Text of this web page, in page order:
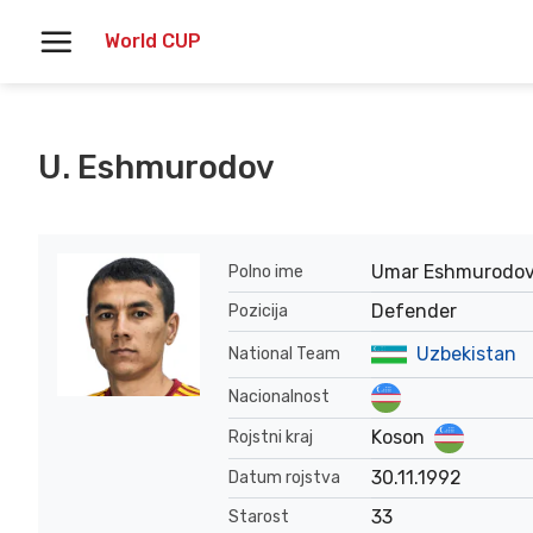
World CUP
U. Eshmurodov
Polno ime Umar
Pozicija Defender
National Team Uzbekistan
Nacionalnost
Rojstni kraj
Koson
Datum rojstva 30.11.1992
Starost 33